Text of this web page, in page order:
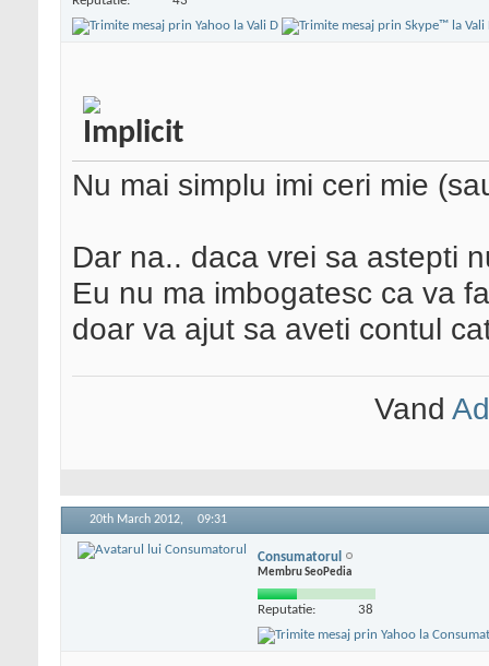
Nu mai simplu imi ceri mie
Dar na.. daca vrei sa astepti
Eu nu ma imbogatesc ca va
doar va ajut sa aveti contul
Vand
20th March 2012, 09:31
Consumatorul
Membru SeoPedia
Reputatie: 38